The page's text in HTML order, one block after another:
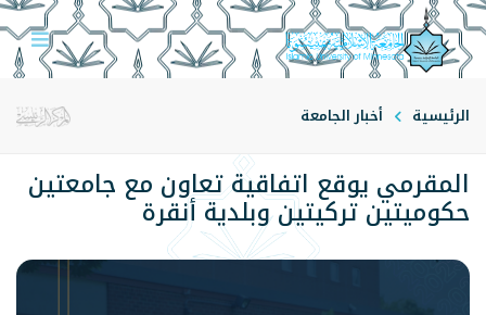
الرئيسية أخبار الجامعة
المقرمي يوقع اتفاقية تعاون مع جامعتين
حكوميتين تركيتين وبلدية أنقرة